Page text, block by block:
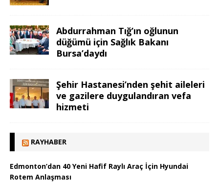
Abdurrahman Tığ’ın oğlunun
düğümü için Sağlık Bakanı
Bursa’daydı
Şehir Hastanesi’nden şehit aileleri
ve gazilere duygulandıran vefa
hizmeti
RAYHABER
Edmonton’dan 40 Yeni Hafif Raylı Araç İçin Hyundai
Rotem Anlaşması